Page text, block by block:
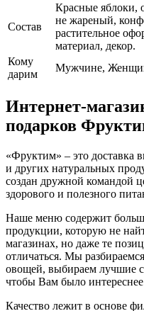
Cостав
Красные яблоки,
не жареный,
растительное
материал, декор.
Кому
дарим
Мужчине,
Интернет-
подарков
«Фруктим» – это доставка
и других натуральных
создан дружной командой
здорового и полезного
Наше меню содержит
продукции, которую не
магазинах, но даже те
отличаться. Мы
овощей, выбираем лучшие
чтобы Вам было
Качество лежит в основе